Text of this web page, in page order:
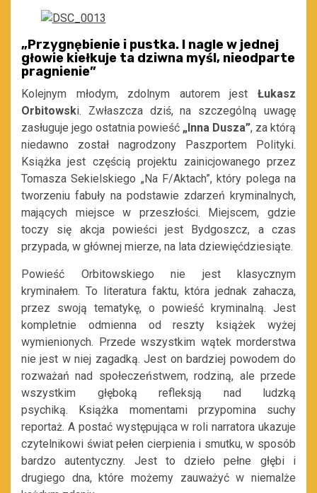
„Przygnębienie i pustka. I nagle w jednej
głowie kiełkuje ta dziwna myśl, nieodparte
pragnienie”
Kolejnym młodym, zdolnym autorem jest Łukasz
Orbitowski. Zwłaszcza dziś, na szczególną uwagę
zasługuje jego ostatnia powieść „Inna Dusza”, za którą
niedawno został nagrodzony Paszportem Polityki.
Książka jest częścią projektu zainicjowanego przez
Tomasza Sekielskiego „Na F/Aktach”, który polega na
tworzeniu fabuły na podstawie zdarzeń kryminalnych,
mających miejsce w przeszłości. Miejscem, gdzie
toczy się akcja powieści jest Bydgoszcz, a czas
przypada, w głównej mierze, na lata dziewięćdziesiąte.
Powieść Orbitowskiego nie jest klasycznym
kryminałem. To literatura faktu, która jednak zahacza,
przez swoją tematykę, o powieść kryminalną. Jest
kompletnie odmienna od reszty książek wyżej
wymienionych. Przede wszystkim wątek morderstwa
nie jest w niej zagadką. Jest on bardziej powodem do
rozważań nad społeczeństwem, rodziną, ale przede
wszystkim głęboką refleksją nad ludzką
psychiką. Książka momentami przypomina suchy
reportaż. A postać występująca w roli narratora ukazuje
czytelnikowi świat pełen cierpienia i smutku, w sposób
bardzo autentyczny. Jest to dzieło pełne głębi i
drugiego dna, które możemy zauważyć w niemalże